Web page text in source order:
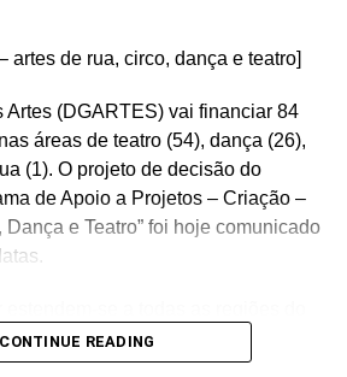
artes de rua, circo, dança e teatro]
Artes (DGARTES) vai financiar 84
áreas de teatro (54), dança (26),
(1). O projeto de decisão do
de Apoio a Projetos – Criação –
e Teatro” foi hoje comunicado
13 no Centro, 6 no Oeste e Vale
Lisboa, 3 na Península de Setúbal,
CONTINUE READING